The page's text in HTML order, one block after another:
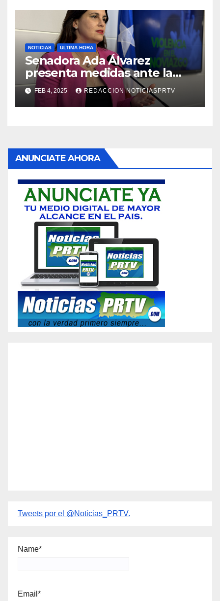
NOTICIAS ULTIMA HORA
Senadora Ada Álvarez
presenta medidas ante la
violencia en el noviazgo
FEB 4, 2025 REDACCION NOTICIASPRTV
ANUNCIATE AHORA
Tweets por el @Noticias_PRTV.
Name*
Email*